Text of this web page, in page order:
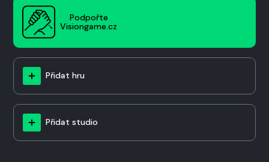
Podpořte
Visiongame.cz
Přidat hru
Přidat studio